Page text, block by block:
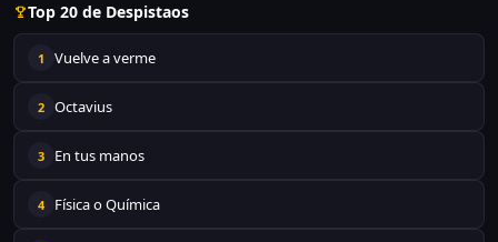
Top 20 de Despistaos
1 Vuelve a verme
2 Octavius
3 En tus manos
4 Física o Química